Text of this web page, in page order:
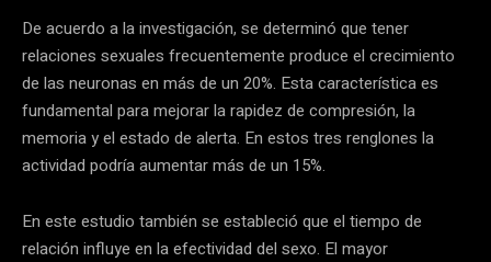
De acuerdo a la investigación, se determinó que tener
relaciones sexuales frecuentemente produce el crecimiento
de las neuronas en más de un 20%. Esta característica es
fundamental para mejorar la rapidez de compresión, la
memoria y el estado de alerta. En estos tres renglones la
actividad podría aumentar más de un 15%.
En este estudio también se estableció que el tiempo de
relación influye en la efectividad del sexo. El mayor